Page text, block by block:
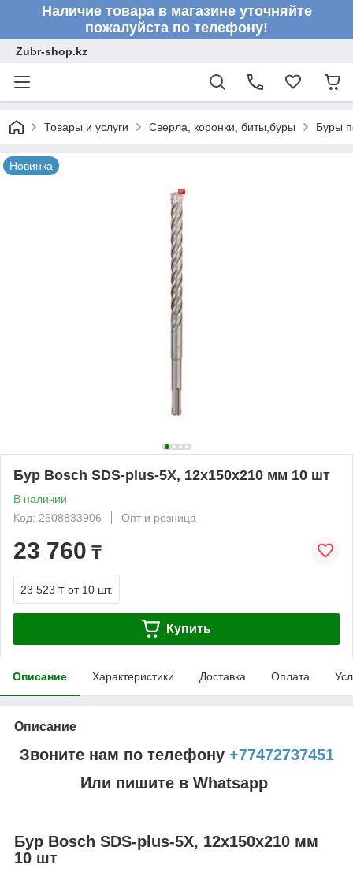
Наличие товара в магазине уточняйте
пожалуйста по телефону!
Zubr-shop.kz
Товары и услуги Сверла, коронки, биты,буры Буры
Новинка
Бур Bosch SDS-plus-5X, 12x150x210 мм 10 шт
В наличии
Код: 2608833906
Опт и розница
23 760 ₸
23 523 ₸ от 10 шт.
Купить
Описание Характеристики Доставка Оплата
Описание
Звоните нам по телефону +77472737451
Или пишите в Whatsapp
Бур Bosch SDS-plus-5X, 12x150x210 мм
10 шт